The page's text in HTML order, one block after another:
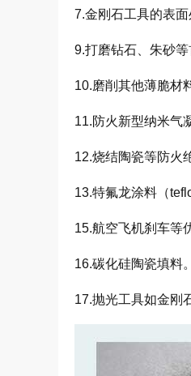
7.金刚石工具的表面
9.打磨钻石、朱砂等
10.磨削其他薄脆材
11.防火新型纳米气
12.烧结陶瓷等防火
13.特氟龙涂料（
15.航空飞机刹车等
16.碳化硅陶瓷填料。
17.抛光工具如金刚